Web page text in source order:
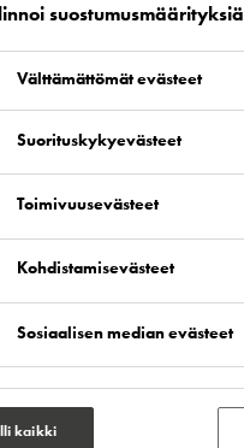
tekniset dokumentit,
asiakirjan tai tallentaa
samanaikaisesti.
suostumusmäärityksiä
Välttämättömät evästeet
Suorituskykyevästeet
Toimivuusevästeet
Kohdistamisevästeet
Sosiaalisen median evästeet
kaikki